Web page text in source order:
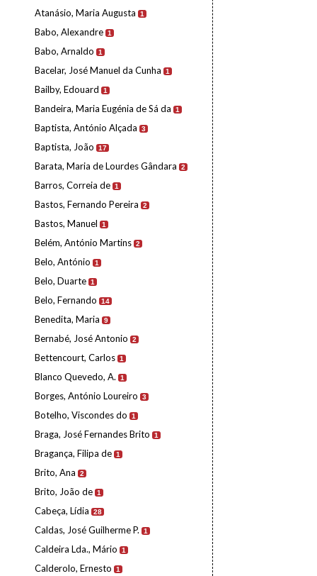
Atanásio, Maria Augusta 1
Babo, Alexandre 1
Babo, Arnaldo 1
Bacelar, José Manuel da Cunha 1
Bailby, Edouard 1
Bandeira, Maria Eugénia de Sá da 1
Baptista, António Alçada 3
Baptista, João 17
Barata, Maria de Lourdes Gândara 2
Barros, Correia de 1
Bastos, Fernando Pereira 2
Bastos, Manuel 1
Belém, António Martins 2
Belo, António 1
Belo, Duarte 1
Belo, Fernando 14
Benedita, Maria 9
Bernabé, José Antonio 2
Bettencourt, Carlos 1
Blanco Quevedo, A. 1
Borges, António Loureiro 3
Botelho, Viscondes do 1
Braga, José Fernandes Brito 1
Bragança, Filipa de 1
Brito, Ana 2
Brito, João de 1
Cabeça, Lídia 28
Caldas, José Guilherme P. 1
Caldeira Lda., Mário 1
Calderolo, Ernesto 1